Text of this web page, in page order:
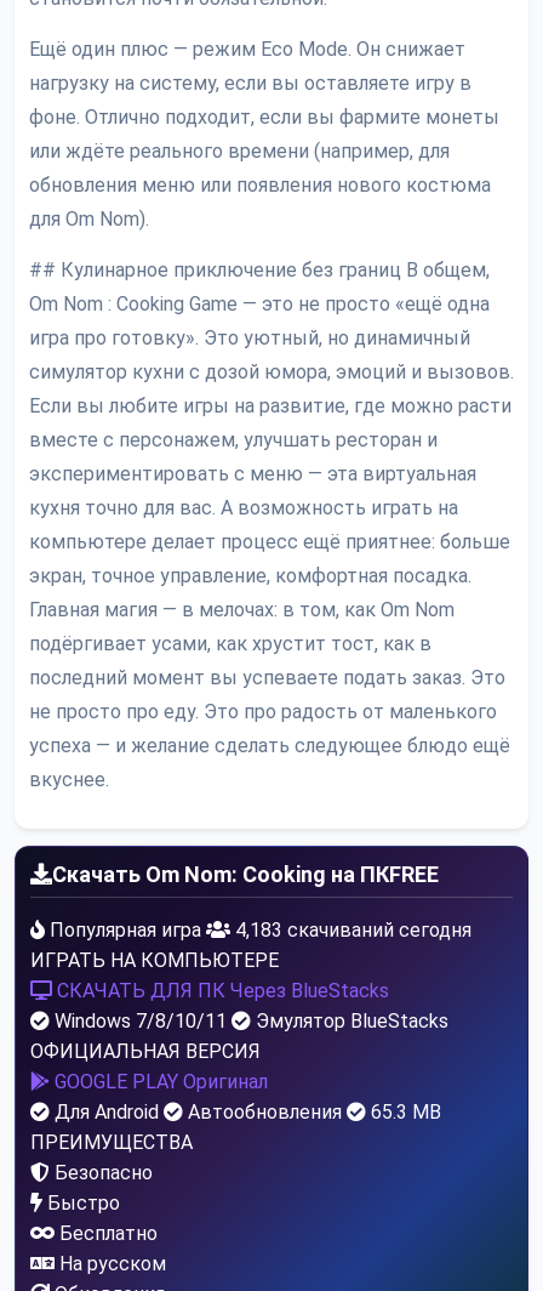
Ещё один плюс — режим Eco Mode. Он снижает
нагрузку на систему, если вы оставляете игру в
фоне. Отлично подходит, если вы фармите монеты
или ждёте реального времени (например, для
обновления меню или появления нового костюма
для Om Nom).
## Кулинарное приключение без границ В общем,
Om Nom : Cooking Game — это не просто «ещё одна
игра про готовку». Это уютный, но динамичный
симулятор кухни с дозой юмора, эмоций и вызовов.
Если вы любите игры на развитие, где можно расти
вместе с персонажем, улучшать ресторан и
экспериментировать с меню — эта виртуальная
кухня точно для вас. А возможность играть на
компьютере делает процесс ещё приятнее: больше
экран, точное управление, комфортная посадка.
Главная магия — в мелочах: в том, как Om Nom
подёргивает усами, как хрустит тост, как в
последний момент вы успеваете подать заказ. Это
не просто про еду. Это про радость от маленького
успеха — и желание сделать следующее блюдо ещё
вкуснее.
Скачать Om Nom: Cooking на ПКFREE
Популярная игра
4,183 скачиваний сегодня
ИГРАТЬ НА КОМПЬЮТЕРЕ
СКАЧАТЬ ДЛЯ ПК Через BlueStacks
Windows 7/8/10/11
Эмулятор BlueStacks
ОФИЦИАЛЬНАЯ ВЕРСИЯ
GOOGLE PLAY Оригинал
Для Android
Автообновления
65.3 MB
ПРЕИМУЩЕСТВА
Безопасно
Быстро
Бесплатно
На русском